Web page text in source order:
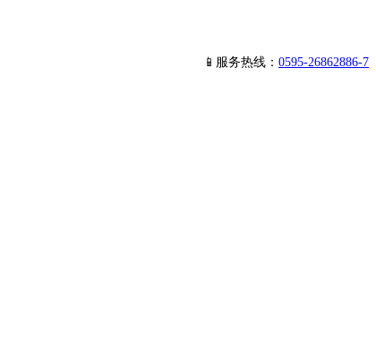
📱服务热线： 0595-26862886-7